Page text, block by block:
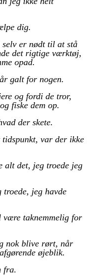
dig.
selv er nødt til at stå
det rigtige værktøj,
opad.
galt for nogen.
og fordi de tror,
fiske dem op.
der skete.
var der ikke
alt det, jeg troede jeg
troede, jeg havde
være taknemmelig for
nok blive rørt, når
øjeblik.
fra.